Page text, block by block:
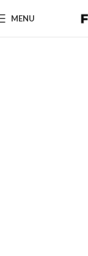
MENU